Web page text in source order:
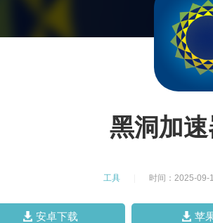
黑洞加
工具 时间：2025-09-
安卓下载 苹